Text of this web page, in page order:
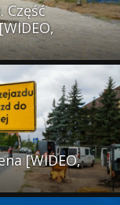
Część
[WIDEO,